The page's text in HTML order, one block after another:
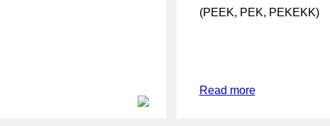
(PEEK, PEK, PEKEKK)
Read more